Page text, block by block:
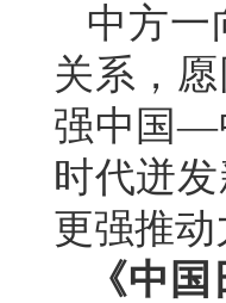
中方一
关系，
强中国—
时代迸
更强推动
《中